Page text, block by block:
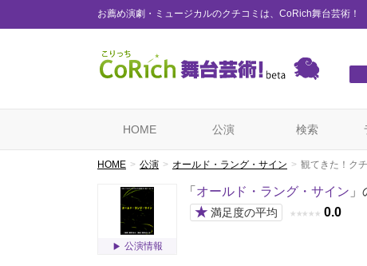
お薦め演劇・ミュージカルのクチコミは、CoRich舞台芸術！
HOME 公演 検索
HOME 公演 オールド・ラング・サイン 観てきた！ク
公演情報
「 オールド・ラング・サイン
★ 満足度の平均 ★ ★ ★ ★ ★ 0.0